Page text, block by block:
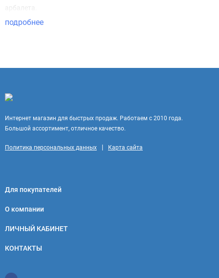
арбалета.
подробнее
Интернет магазин для быстрых продаж. Работаем с 2010 года.
Большой ассортимент, отличное качество.
Политика персональных данных | Карта сайта
Для покупателей
О компании
ЛИЧНЫЙ КАБИНЕТ
КОНТАКТЫ